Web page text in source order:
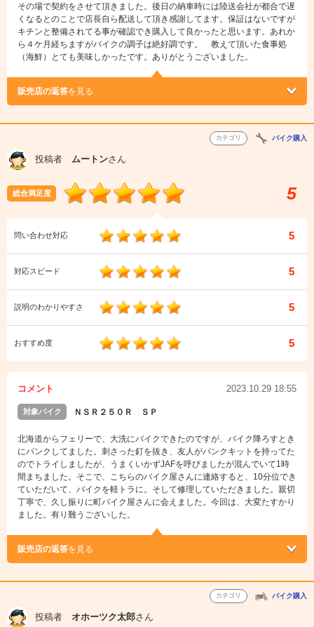
その場で契約をさせて頂きました。後日の納車時には陸送会社が都合で遅
くなるとのことで店長自ら配送して頂き感謝してます。保証はないですが
キチンと整備されてる事が確認でき購入して良かったと思います。あれか
ら４ケ月経ちますがバイクの調子は絶好調です。 教えて頂いた食事処
（海鮮）とても美味しかったです。ありがとうございました。
販売店の返答を見る
カテゴリ バイク購入
投稿者 ムートンさん
総合満足度 5
問い合わせ対応 5
対応スピード 5
説明のわかりやすさ 5
おすすめ度 5
コメント 2023.10.29 18:55
対象バイク ＮＳＲ２５０Ｒ ＳＰ
北海道からフェリーで、大洗にバイクできたのですが、バイク降ろすとき
にパンクしてました。刺さった釘を抜き、友人がパンクキットを持ってた
のでトライしましたが、うまくいかずJAFを呼びましたが混んでいて1時
間まちました。そこで、こちらのバイク屋さんに連絡すると、10分位でき
ていただいて、バイクを軽トラに。そして修理していただきました。親切
丁寧で、久し振りに町バイク屋さんに会えました。今回は、大変たすかり
ました。有り難うございした。
販売店の返答を見る
カテゴリ バイク購入
投稿者 オホーツク太郎さん